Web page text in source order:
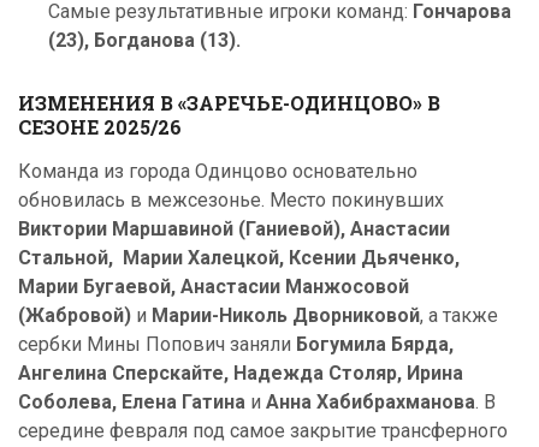
Самые результативные игроки команд: Гончарова
(23), Богданова (13).
ИЗМЕНЕНИЯ В «ЗАРЕЧЬЕ-ОДИНЦОВО» В
СЕЗОНЕ 2025/26
Команда из города Одинцово основательно
обновилась в межсезонье. Место покинувших
Виктории Маршавиной (Ганиевой), Анастасии
Стальной, Марии Халецкой, Ксении Дьяченко,
Марии Бугаевой, Анастасии Манжосовой
(Жабровой) и Марии-Николь Дворниковой, а также
сербки Мины Попович заняли Богумила Бярда,
Ангелина Сперскайте, Надежда Столяр, Ирина
Соболева, Елена Гатина и Анна Хабибрахманова. В
середине февраля под самое закрытие трансферного